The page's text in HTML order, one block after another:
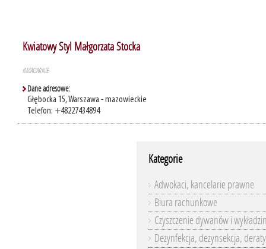
Kwiatowy Styl Małgorzata Stocka
KWIACIARNIE
Dane adresowe:
Głębocka 15, Warszawa - mazowieckie
Telefon: +48227434894
Kategorie
Adwokaci, kancelarie prawne
Biura rachunkowe
Czyszczenie dywanów i
Dezynfekcja, dezynsekcja,